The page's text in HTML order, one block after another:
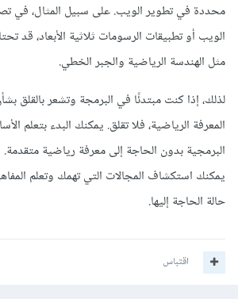
محددة في تطوير الويب. على سبيل المثال، في
الويب أو تطبيقات الرسومات ثلاثية الأبعاد، قد
مثل الهندسة الرياضية والجبر الخطي.
لذلك، إذا كنت مبتدئًا في البرمجة وتشعر بالقلق
المعرفة الرياضية، فلا تقلق. يمكنك البدء بتعلم
البرمجية بدون الحاجة إلى معرفة رياضية
يمكنك استكشاف المجالات التي تهمك وتعلم
حالة الحاجة إليها.
اقتباس